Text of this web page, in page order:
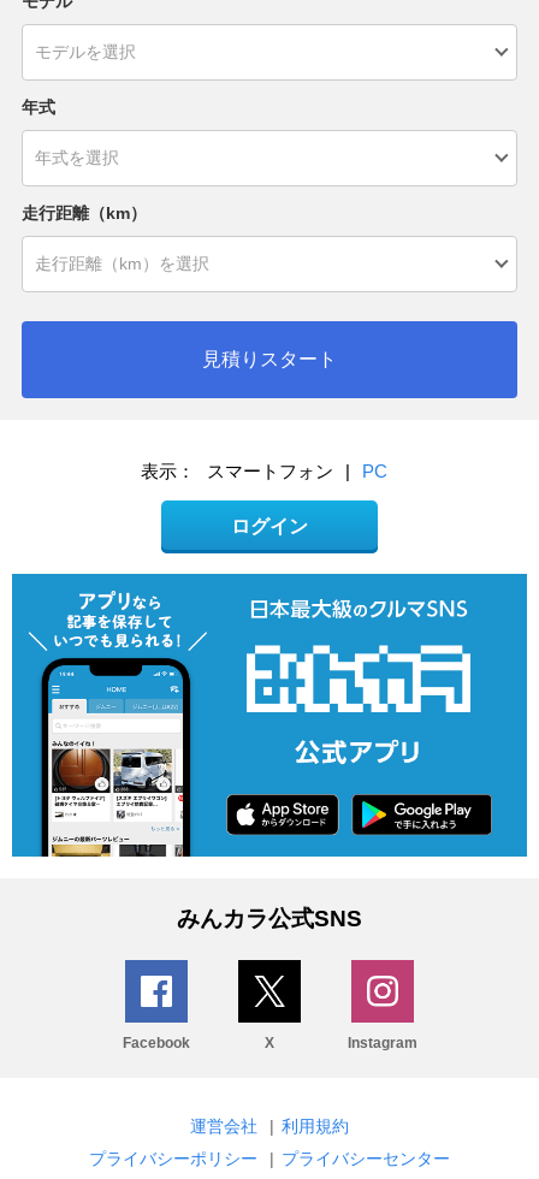
年式
走行距離（km）
見積りスタート
表示： スマートフォン PC
ログイン
みんカラ公式SNS
Facebook X Instagram
運営会社 | 利用規約
プライバシーポリシー
| プライバシーセンター